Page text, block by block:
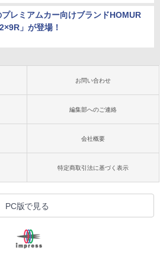
プレミアムカー向けブランドHOMUR
」が登場！
お問い合わせ
編集部へのご連絡
会社概要
特定商取引法に基づく表示
PC版で見る